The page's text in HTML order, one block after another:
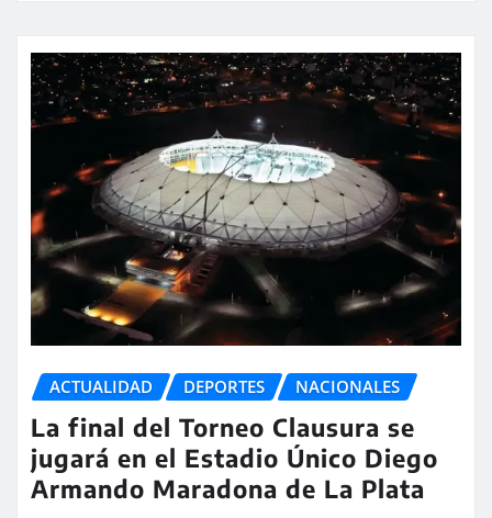
ACTUALIDAD DEPORTES NACIONALES
La final del Torneo Clausura se
jugará en el Estadio Único Diego
Armando Maradona de La Plata